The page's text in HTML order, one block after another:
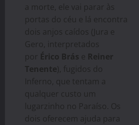
a morte, ele vai parar às
portas do céu e lá encontra
dois anjos caídos (Jura e
Gero, interpretados
por Érico Brás e Reiner
Tenente), fugidos do
Inferno, que tentam a
qualquer custo um
lugarzinho no Paraíso. Os
dois oferecem ajuda para